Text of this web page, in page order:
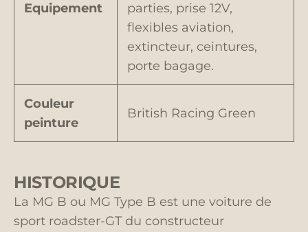
Equipement
parties, prise 12V,
flexibles aviation,
extincteur, ceintures,
porte bagage.
Couleur
peinture
British Racing Green
HISTORIQUE
La MG B ou MG Type B est une voiture de
sport roadster-GT du constructeur